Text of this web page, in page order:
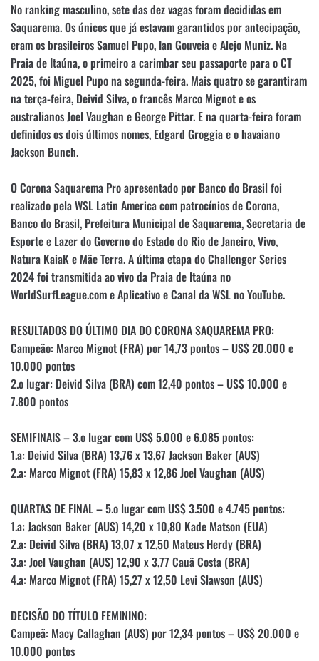
No ranking masculino, sete das dez vagas foram decididas em
Saquarema. Os únicos que já estavam garantidos por antecipação,
eram os brasileiros Samuel Pupo, Ian Gouveia e Alejo Muniz. Na
Praia de Itaúna, o primeiro a carimbar seu passaporte para o CT
2025, foi Miguel Pupo na segunda-feira. Mais quatro se garantiram
na terça-feira, Deivid Silva, o francês Marco Mignot e os
australianos Joel Vaughan e George Pittar. E na quarta-feira foram
definidos os dois últimos nomes, Edgard Groggia e o havaiano
Jackson Bunch.
O Corona Saquarema Pro apresentado por Banco do Brasil foi
realizado pela WSL Latin America com patrocínios de Corona,
Banco do Brasil, Prefeitura Municipal de Saquarema, Secretaria de
Esporte e Lazer do Governo do Estado do Rio de Janeiro, Vivo,
Natura KaiaK e Mãe Terra. A última etapa do Challenger Series
2024 foi transmitida ao vivo da Praia de Itaúna no
WorldSurfLeague.com e Aplicativo e Canal da WSL no YouTube.
RESULTADOS DO ÚLTIMO DIA DO CORONA SAQUAREMA PRO:
Campeão: Marco Mignot (FRA) por 14,73 pontos – US$ 20.000 e
10.000 pontos
2.o lugar: Deivid Silva (BRA) com 12,40 pontos – US$ 10.000 e
7.800 pontos
SEMIFINAIS – 3.o lugar com US$ 5.000 e 6.085 pontos:
1.a: Deivid Silva (BRA) 13,76 x 13,67 Jackson Baker (AUS)
2.a: Marco Mignot (FRA) 15,83 x 12,86 Joel Vaughan (AUS)
QUARTAS DE FINAL – 5.o lugar com US$ 3.500 e 4.745 pontos:
1.a: Jackson Baker (AUS) 14,20 x 10,80 Kade Matson (EUA)
2.a: Deivid Silva (BRA) 13,07 x 12,50 Mateus Herdy (BRA)
3.a: Joel Vaughan (AUS) 12,90 x 3,77 Cauã Costa (BRA)
4.a: Marco Mignot (FRA) 15,27 x 12,50 Levi Slawson (AUS)
DECISÃO DO TÍTULO FEMININO:
Campeã: Macy Callaghan (AUS) por 12,34 pontos – US$ 20.000 e
10.000 pontos